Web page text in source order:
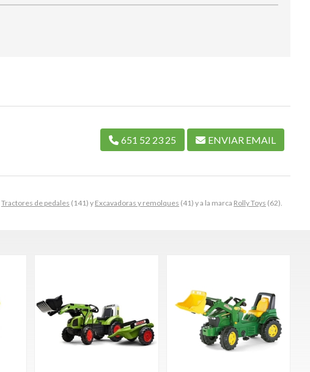
Tractores de pedales (141) y Excavadoras y remolques (41) y a la marca Rolly Toys (62).
651 52 23 25 ENVIAR EMAIL